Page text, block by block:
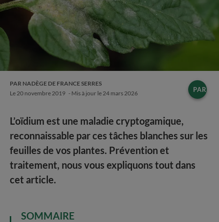
PAR NADÈGE DE FRANCE SERRES
Le 20 novembre 2019 - Mis à jour le 24 mars 2026
L’oïdium est une maladie cryptogamique,
reconnaissable par ces tâches blanches sur les
feuilles de vos plantes. Prévention et
traitement, nous vous expliquons tout dans
cet article.
SOMMAIRE